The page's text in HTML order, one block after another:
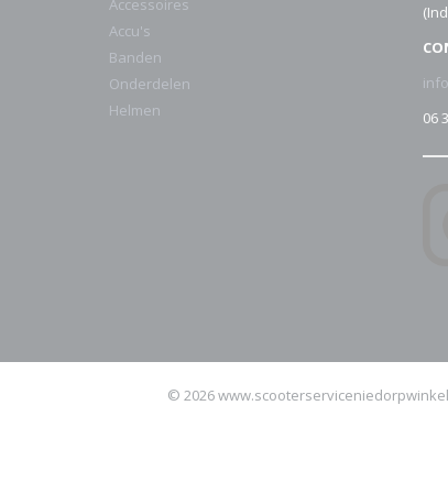
Accessoires
Accu's
Banden
Onderdelen
Helmen
06
© 2026